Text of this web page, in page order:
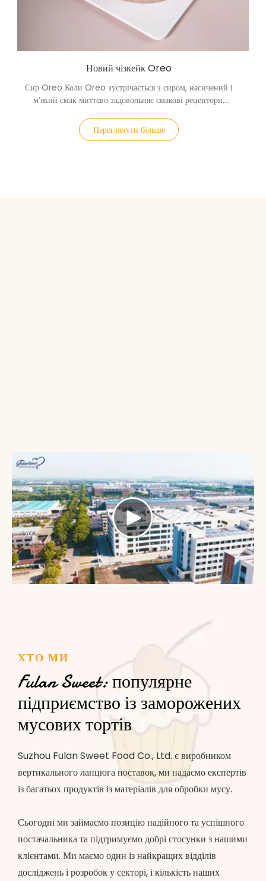
Новий чізкейк Oreo
Сир Oreo Коли Oreo зустрічається з сиром, насичений і
м’який смак миттєво задовольняє смакові рецептори.
непереборна. Насиченість і м’якість сиру, важкість і
насиченість Орео, а легка солодкість нейтралізується
Переглянути більше
ХТО МИ
Fulan Sweet: популярне
підприємство із заморожених
мусових тортів
Suzhou Fulan Sweet Food Co., Ltd. є виробником
вертикального ланцюга поставок, ми надаємо експертів
із багатьох продуктів із матеріалів для обробки мусу.
Сьогодні ми займаємо позицію надійного та успішного
постачальника та підтримуємо добрі стосунки з нашими
клієнтами. Ми маємо один із найкращих відділів
досліджень і розробок у секторі, і кількість наших